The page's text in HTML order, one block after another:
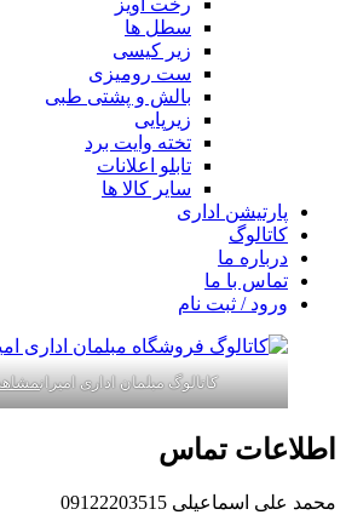
رخت آویز
سطل ها
زیر کیسی
ست رومیزی
بالش و پشتی طبی
زیرپایی
تخته وایت برد
تابلو اعلانات
سایر کالا ها
پارتیشن اداری
کاتالوگ
درباره ما
تماس با ما
ورود / ثبت نام
کاتالوگ مبلمان اداری امیران
اطلاعات تماس
محمد علی اسماعیلی 09122203515